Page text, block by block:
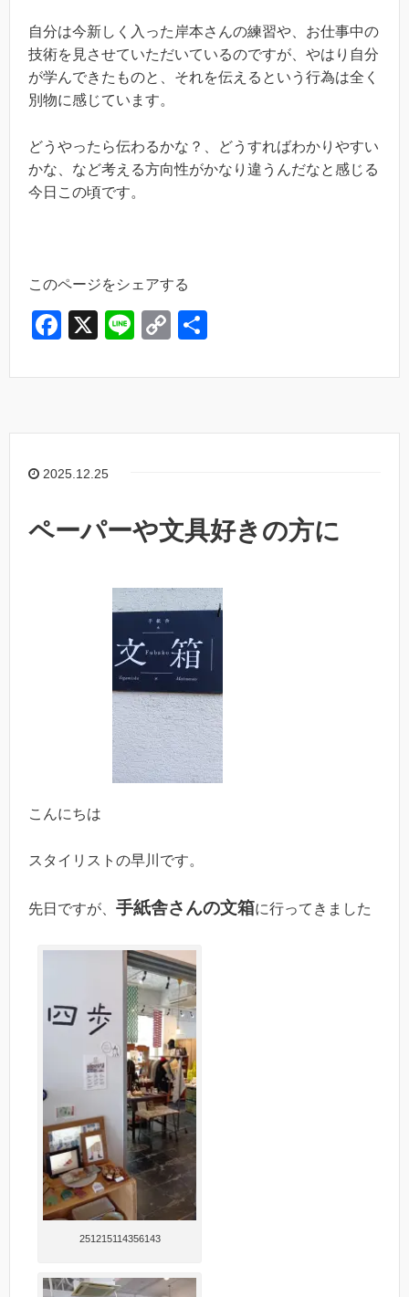
自分は今新しく入った岸本さんの練習や、お仕事中の
技術を見させていただいているのですが、やはり自分
が学んできたものと、それを伝えるという行為は全く
別物に感じています。
どうやったら伝わるかな？、どうすればわかりやすい
かな、など考える方向性がかなり違うんだなと感じる
今日この頃です。
このページをシェアする
F
c
b
o
k
X
Li
e
C
p
Li
2025.12.25
ペーパーや文具好きの方に
こんにちは
スタイリストの早川です。
先日ですが、 手紙舎さんの文箱に行ってきました
251215114356143